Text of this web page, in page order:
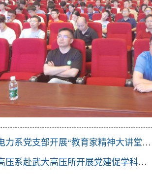
系党支部开展“教育家精神大讲堂”活动丨尹项根教授忆学科奋斗史传师道薪火
压系赴武大高压所开展党建促学科发展调研交流